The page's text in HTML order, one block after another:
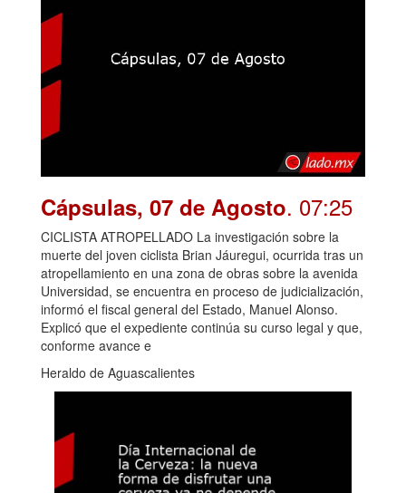
Cápsulas, 07 de Agosto. 07:25
CICLISTA ATROPELLADO La investigación sobre la
muerte del joven ciclista Brian Jáuregui, ocurrida tras un
atropellamiento en una zona de obras sobre la avenida
Universidad, se encuentra en proceso de judicialización,
informó el fiscal general del Estado, Manuel Alonso.
Explicó que el expediente continúa su curso legal y que,
conforme avance e
Heraldo de Aguascalientes